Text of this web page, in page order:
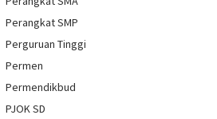
Perangkat SMP
Perguruan Tinggi
Permen
Permendikbud
PJOK SD